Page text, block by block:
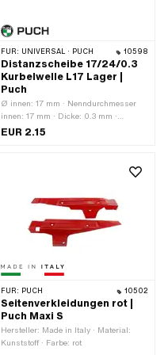
FÜR: UNIVERSAL · PUCH 10598
Distanzscheibe 17/24/0.3
Kurbelwelle L17 Lager |
Puch
Ø innen: 17 mm · Nenndurchmesser
innen: 17 mm · Dicke: 0.3 mm ·
Hersteller: Puch · Material: Stahl ·
EUR 2.15
FÜR: PUCH 10502
Seitenverkleidungen rot |
Puch Maxi S
Hersteller: Made in Italy · Material:
Kunststoff · Farbe: rot